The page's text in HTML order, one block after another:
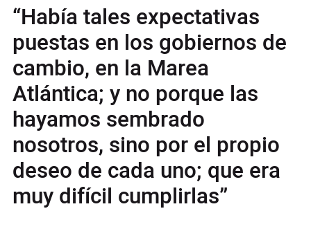
“Había tales expectativas
puestas en los gobiernos de
cambio, en la Marea
Atlántica; y no porque las
hayamos sembrado
nosotros, sino por el propio
deseo de cada uno; que era
muy difícil cumplirlas”